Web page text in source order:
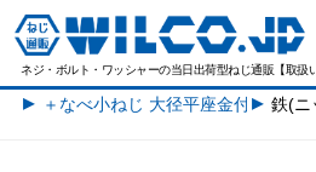
ネジ・ボルト・ワッシャーの当日出荷型ねじ通販【取扱
＋なべ小ねじ 大径平座金付一覧